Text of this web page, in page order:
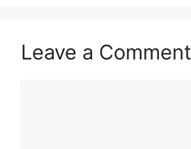
Leave a Comment